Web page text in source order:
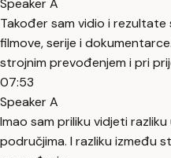
Speaker A
Također sam vidio i
filmove, serije i
strojnim prevođenjem i pri
07:53
Speaker A
Imao sam priliku vidjeti
područjima. I razliku između